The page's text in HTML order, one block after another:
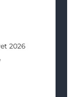
2026